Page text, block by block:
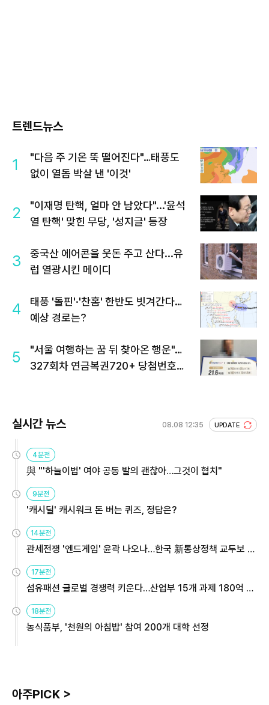
트렌드뉴스
1
"다음 주 기온 뚝 떨어진다"…태풍도
없이 열돔 박살 낸 '이것'
2
"이재명 탄핵, 얼마 안 남았다"...'윤석
열 탄핵' 맞힌 무당, '성지글' 등장
3
중국산 에어콘을 웃돈 주고 산다...유
럽 열광시킨 메이디
4
태풍 '돌핀'·'찬홈' 한반도 빗겨간다…
예상 경로는?
5
"서울 여행하는 꿈 뒤 찾아온 행운"…
327회차 연금복권720+ 당첨번호조
실시간 뉴스 08.08 12:35 UPDATE
4분전
與 "'하늘이법' 여야 공동 발의 괜찮아…그것이 협치"
9분전
'캐시딜' 캐시워크 돈 버는 퀴즈, 정답은?
14분전
관세전쟁 '엔드게임' 윤곽 나오나…한국 新통상정책 교두보 활
용해야
17분전
섬유패션 글로벌 경쟁력 키운다…산업부 15개 과제 180억 지
원
18분전
농식품부, '천원의 아침밥' 참여 200개 대학 선정
아주PICK >